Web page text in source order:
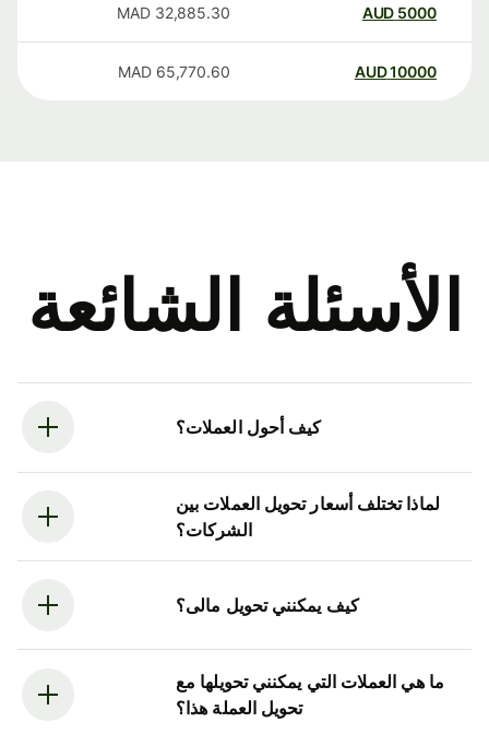
5000
AUD
32,885.30
MAD
10000
AUD
65,770.60
MAD
الأسئلة الشائعة
كيف أحول العملات؟
لماذا تختلف أسعار تحويل العملات بين
الشركات؟
كيف يمكنني تحويل مالى؟
ما هي العملات التي يمكنني تحويلها مع
تحويل العملة هذا؟